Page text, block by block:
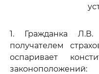
1. Гражданка Л.В.
получателем
оспаривает
законоположений: